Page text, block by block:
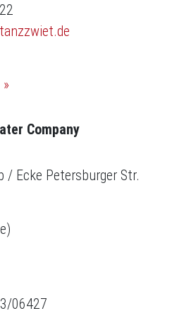
Company
/ Ecke Petersburger Str.
06427